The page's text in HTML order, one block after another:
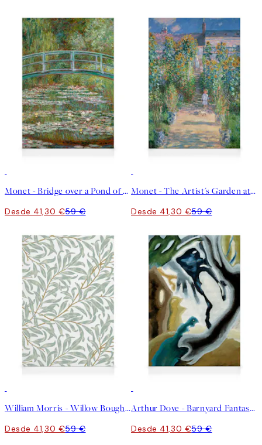
Monet - Bridge over a Pond of Water Lilies Lienzo
Desde 41,30 €59 €
Monet - The Artist's Garden at Vétheuil Lienzo
Desde 41,30 €59 €
William Morris - Willow Bough Lienzo
Desde 41,30 €59 €
Arthur Dove - Barnyard Fantasy Lienzo
Desde 41,30 €59 €